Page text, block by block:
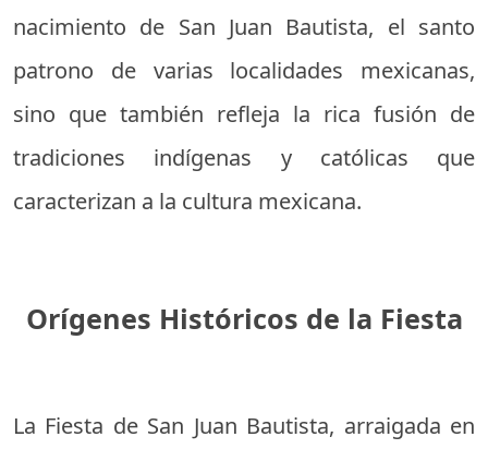
nacimiento de San Juan Bautista, el santo
patrono de varias localidades mexicanas,
sino que también refleja la rica fusión de
tradiciones indígenas y católicas que
caracterizan a la cultura mexicana.
Orígenes Históricos de la Fiesta
La Fiesta de San Juan Bautista, arraigada en